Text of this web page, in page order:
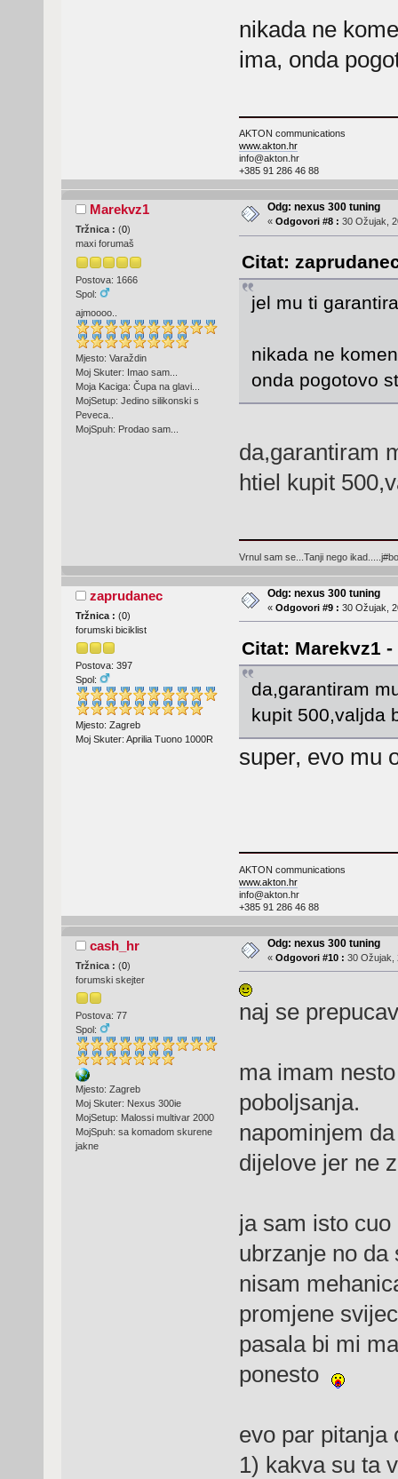
nikada ne
ima, onda
AKTON communications
www.akton.hr
info@akton.hr
+385 91 286 46 88
Marekvz1
Tržnica : (0)
maxi forumaš
Postova: 1666
Spol:
ajmoooo..
Mjesto: Varaždin
Moj Skuter: Imao sam...
Moja Kaciga: Čupa na glavi...
MojSetup: Jedino silikonski s
Peveca..
MojSpuh: Prodao sam...
Odg: nexus 300 tuning
« Odgovori #8 : 30 Ožujak,
Citat:
jel mu ti
nikada ne
onda pogotovo
da,garantiram
htiel kupit
Vrnul sam se...Tanji nego
zaprudanec
Tržnica : (0)
forumski biciklist
Postova: 397
Spol:
Mjesto: Zagreb
Moj Skuter: Aprilia Tuono 1000R
Odg: nexus 300 tuning
« Odgovori #9 : 30 Ožujak,
Citat: Marekvz1 -
da,garantiram
kupit 500,valjda
super, evo mu
AKTON communications
www.akton.hr
info@akton.hr
+385 91 286 46 88
cash_hr
Tržnica : (0)
forumski skejter
Postova: 77
Spol:
Mjesto: Zagreb
Moj Skuter: Nexus 300ie
MojSetup: Malossi multivar 2000
MojSpuh: sa komadom skurene
jakne
Odg: nexus 300 tuning
« Odgovori #10 : 30 Ožujak,
naj se
ma imam
poboljsanja.
napominjem
dijelove jer ne
ja sam isto
ubrzanje no da
nisam
promjene
pasala bi mi
ponesto
evo par pitanja
1) kakva su ta